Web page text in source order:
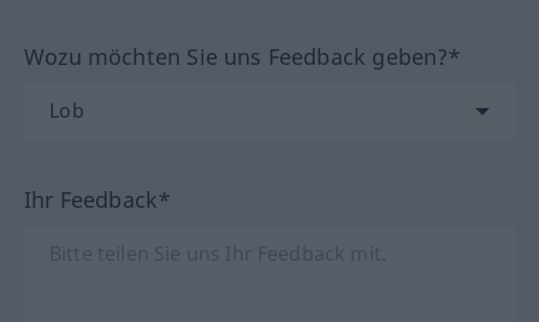
Wozu möchten Sie uns Feedback geben?*
Ihr Feedback*